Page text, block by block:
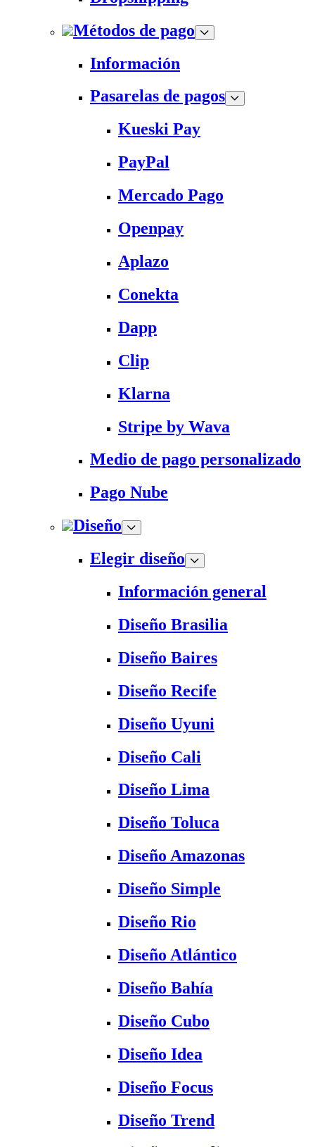
Métodos de pago
Información
Pasarelas de pagos
Kueski Pay
PayPal
Mercado Pago
Openpay
Aplazo
Conekta
Dapp
Clip
Klarna
Stripe by Wava
Medio de pago personalizado
Pago Nube
Diseño
Elegir diseño
Información general
Diseño Brasilia
Diseño Baires
Diseño Recife
Diseño Uyuni
Diseño Cali
Diseño Lima
Diseño Toluca
Diseño Amazonas
Diseño Simple
Diseño Rio
Diseño Atlántico
Diseño Bahía
Diseño Cubo
Diseño Idea
Diseño Focus
Diseño Trend